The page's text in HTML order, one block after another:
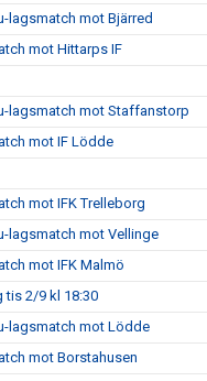
lagsmatch mot Bjärred
mot Hittarps IF
lagsmatch mot Staffanstorp
mot IF Lödde
mot IFK Trelleborg
lagsmatch mot Vellinge
mot IFK Malmö
tis 2/9 kl 18:30
lagsmatch mot Lödde
mot Borstahusen